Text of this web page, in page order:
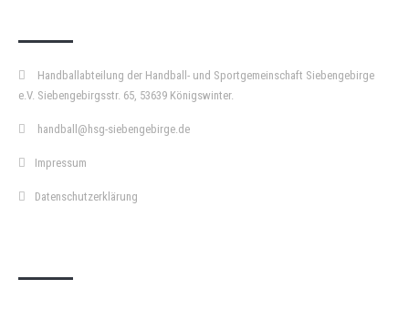
Handballabteilung der Handball- und Sportgemeinschaft Siebengebirge
e.V. Siebengebirgsstr. 65, 53639 Königswinter.
handball@hsg-siebengebirge.de
Impressum
Datenschutzerklärung